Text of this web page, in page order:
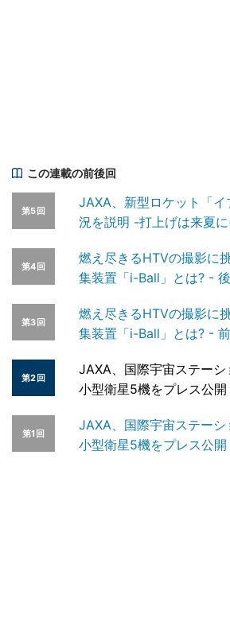
この連載の前後回
第5回
JAXA、新型ロケット「
況を説明 -打上げは来夏
第4回
燃え尽きるHTVの撮影に
集装置「i-Ball」とは? -
第3回
燃え尽きるHTVの撮影に
集装置「i-Ball」とは? -
第2回
JAXA、国際宇宙ステー
小型衛星5機をプレス公
第1回
JAXA、国際宇宙ステー
小型衛星5機をプレス公